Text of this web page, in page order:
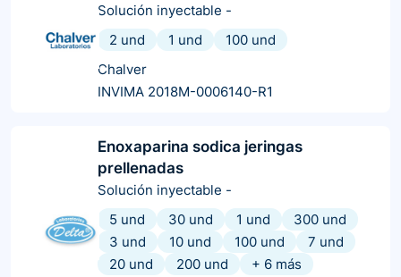
Solución inyectable -
2 und
1 und
100 und
Chalver
INVIMA 2018M-0006140-R1
Enoxaparina sodica jeringas
prellenadas
Solución inyectable -
5 und
30 und 1 und
300 und
3 und
10 und 100 und
7 und
20 und
200 und + 6 más